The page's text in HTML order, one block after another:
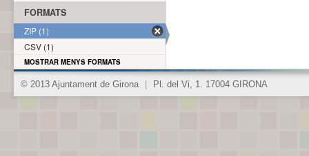
FORMATS
ZIP (1)
CSV (1)
MOSTRAR MENYS FORMATS
© 2013 Ajuntament de Girona Pl. del Vi, 1. 17004 GIRONA